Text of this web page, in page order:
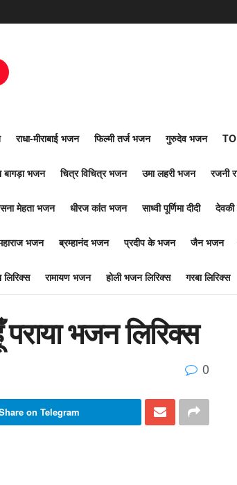
राधा-मीराबाई भजन फिल्मी तर्ज भजन गुरुदेव भजन
भजन चित्र विचित्र भजन उमा लहरी भजन रजनी
मेहता भजन धीरज कांत भजन साध्वी पूर्णिमा दीदी
भजन ब्रम्हानंद भजन प्रदीप के भजन जैन भजन
रामायण भजन होली भजन लिरिक्स गरबा लिरिक्स
भजन लिरिक्स
0
on Telegram